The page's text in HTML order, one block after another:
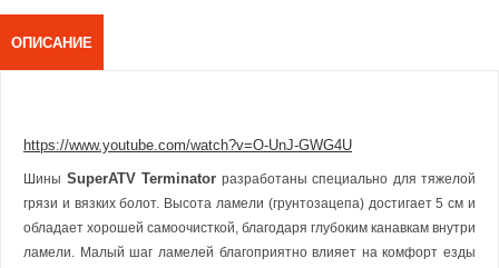
ОПИСАНИЕ
https://www.youtube.com/watch?v=O-UnJ-GWG4U
Шины SuperATV Terminator разработаны специально для тяжелой
грязи и вязких болот. Высота ламели (грунтозацепа) достигает 5 см и
обладает хорошей самоочисткой, благодаря глубоким канавкам внутри
ламели. Малый шаг ламелей благоприятно влияет на комфорт езды